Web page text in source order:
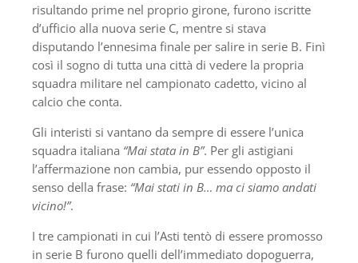
risultando prime nel proprio girone, furono iscritte
d’ufficio alla nuova serie C, mentre si stava
disputando l’ennesima finale per salire in serie B. Finì
così il sogno di tutta una città di vedere la propria
squadra militare nel campionato cadetto, vicino al
calcio che conta.
Gli interisti si vantano da sempre di essere l’unica
squadra italiana “Mai stata in B”. Per gli astigiani
l’affermazione non cambia, pur essendo opposto il
senso della frase: “Mai stati in B… ma ci siamo andati
vicino!”.
I tre campionati in cui l’Asti tentò di essere promosso
in serie B furono quelli dell’immediato dopoguerra,